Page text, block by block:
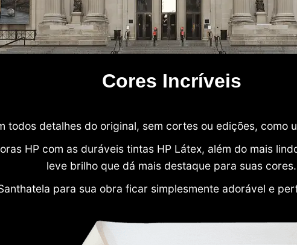
Cores Incríveis
todos detalhes do original, sem cortes ou edições, como
HP com as duráveis tintas HP Látex, além do mais
leve brilho que dá mais destaque para suas cores.
para sua obra ficar simplesmente adorável e